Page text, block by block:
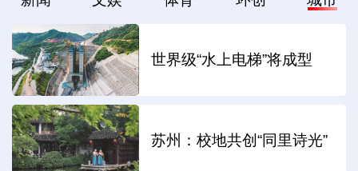
世界级“水上电梯”将成型
苏州：校地共创“同里诗光”